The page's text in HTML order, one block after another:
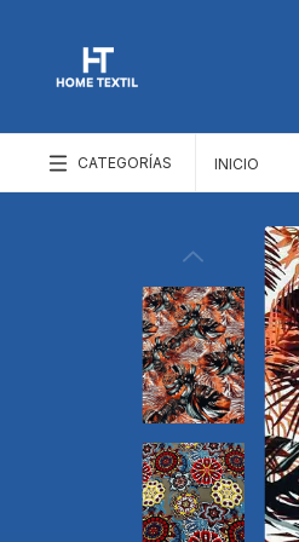
CATEGORÍAS INICIO